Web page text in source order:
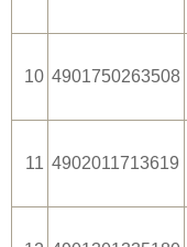
10 4901750263508
11 4902011713619